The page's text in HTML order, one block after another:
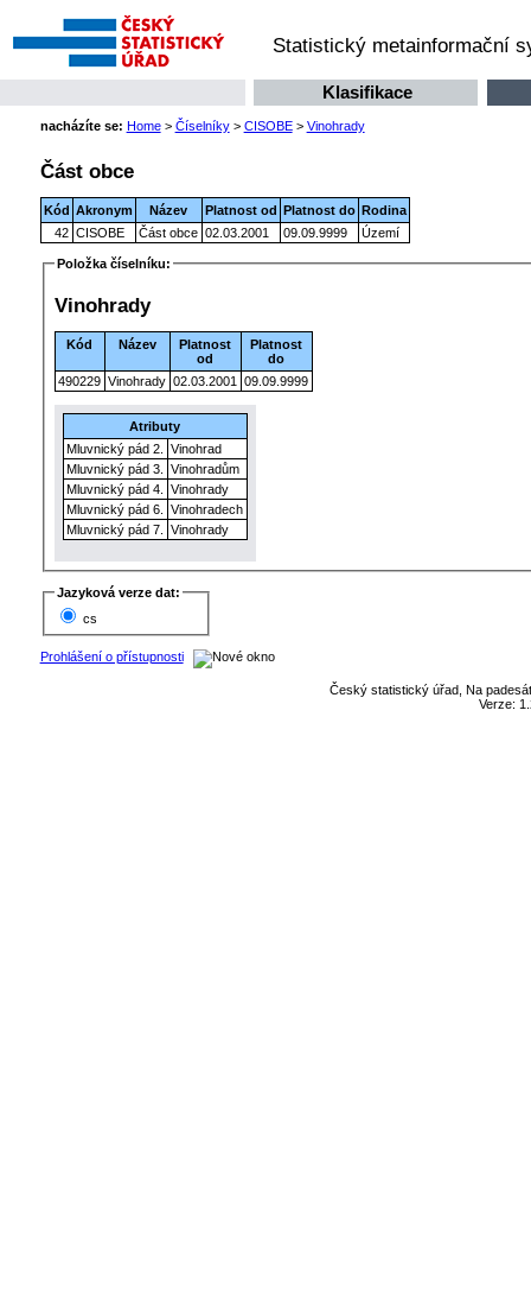
Statistický metainformační
Klasifikace
nacházíte se: Home> Číselníky> CISOBE> Vinohrady
Část obce
Kód Akronym Název Platnost od Platnost do Rodina
42 CISOBE Část obce 02.03.2001 09.09.9999 Území
Položka číselníku:
Vinohrady
Kód Název
Platnost
od
Platnost
do
490229 Vinohrady 02.03.2001 09.09.9999
Atributy
Mluvnický pád 2.
Vinohrad
Mluvnický pád 3.
Vinohradům
Mluvnický pád 4.
Vinohrady
Mluvnický pád 6.
Vinohradech
Mluvnický pád 7.
Vinohrady
Jazyková verze dat:
cs
Prohlášení o přístupnosti
Český statistický úřad, Na
Verze: